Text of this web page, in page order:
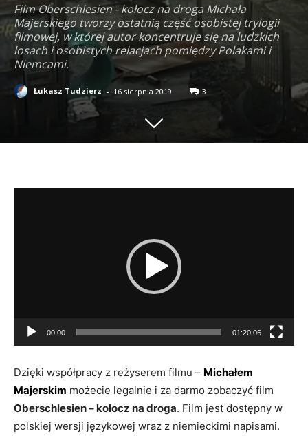
Film Oberschlesien - kołocz na droga Michała
Majerskiego tworzy ostatnią część osobistej trylogii
filmowej, w której autor koncentruje się na ludzkich
losach i osobistych relacjach pomiędzy Polakami i
Niemcami.
Łukasz Tudzierz - 16 sierpnia 2019 3
v
i
d
e
00:00 01:20:06
Dzięki współpracy z reżyserem filmu – Michałem
Majerskim możecie legalnie i za darmo zobaczyć film
Oberschlesien – kołocz na droga. Film jest dostępny w
polskiej wersji językowej wraz z niemieckimi napisami.